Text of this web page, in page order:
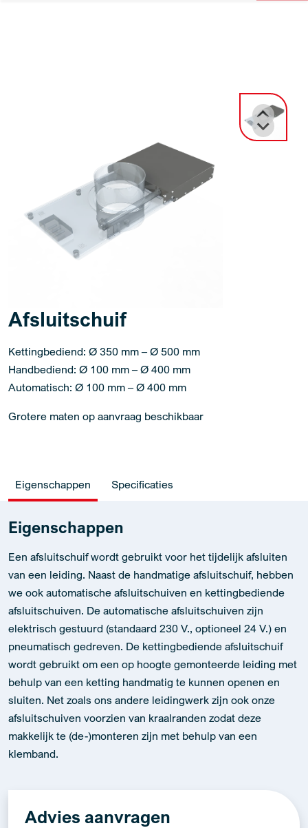
Afsluitschuif
Kettingbediend: Ø 350 mm – Ø 500 mm
Handbediend: Ø 100 mm – Ø 400 mm
Automatisch: Ø 100 mm – Ø 400 mm
Grotere maten op aanvraag beschikbaar
Eigenschappen Specificaties
Eigenschappen
Een afsluitschuif wordt gebruikt voor het tijdelijk afsluiten
van een leiding. Naast de handmatige afsluitschuif, hebben
we ook automatische afsluitschuiven en kettingbediende
afsluitschuiven. De automatische afsluitschuiven zijn
elektrisch gestuurd (standaard 230 V., optioneel 24 V.) en
pneumatisch gedreven. De kettingbediende afsluitschuif
wordt gebruikt om een op hoogte gemonteerde leiding met
behulp van een ketting handmatig te kunnen openen en
sluiten. Net zoals ons andere leidingwerk zijn ook onze
afsluitschuiven voorzien van kraalranden zodat deze
makkelijk te (de-)monteren zijn met behulp van een
klemband.
Advies aanvragen